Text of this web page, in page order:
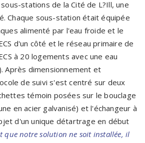
stations de la Cité de L?Ill, une
Chaque sous-station était équipée
alimenté par l'eau froide et le
d'un côté et le réseau primaire de
à 20 logements avec une eau
Après dimensionnement et
de suivi s'est centré sur deux
témoin posées sur le bouclage
en acier galvanisé) et l'échangeur à
d'un unique détartrage en début
que notre solution ne soit installée, il